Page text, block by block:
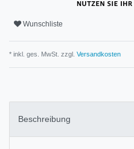
Wunschliste
* inkl. ges. MwSt. zzgl. Versandkosten
Beschreibung